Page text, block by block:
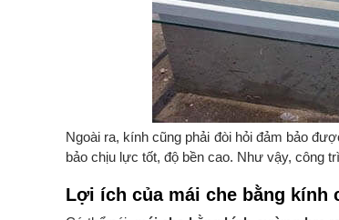
Ngoài ra, kính cũng phải đòi hỏi đảm bảo
bảo chịu lực tốt, độ bền cao. Như vậy, công
Lợi ích của mái che bằng kính